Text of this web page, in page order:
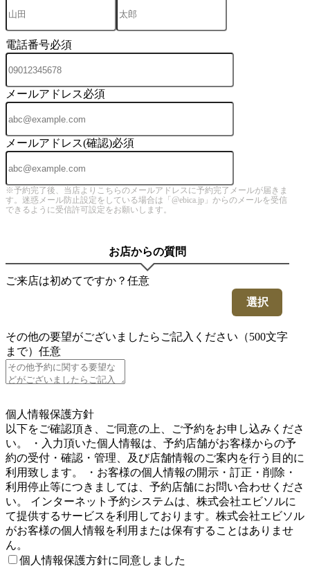
電話番号必須
メールアドレス必須
メールアドレス(確認)必須
※予約完了後、当店よりこちらのメールアドレスに予約完了メールが届きま
す。迷惑メール防止設定をしている場合は「@ebica.jp」からのメールを受信
できるように受信許可設定をお願いします。
お店からの質問
ご来店は初めてですか？ 任意
選択
その他の要望がございましたらご記入ください（500文字
まで） 任意
個人情報保護方針
以下をご確認頂き、ご同意の上、ご予約をお申し込みくださ
い。 ・入力頂いた個人情報は、予約店舗がお客様からの予
約の受付・確認・管理、及び店舗情報のご案内を行う目的に
利用致します。 ・お客様の個人情報の開示・訂正・削除・
利用停止等につきましては、予約店舗にお問い合わせくださ
い。 インターネット予約システムは、株式会社エビソルに
て提供するサービスを利用しております。株式会社エビソル
がお客様の個人情報を利用または保有することはありませ
ん。
個人情報保護方針に同意しました